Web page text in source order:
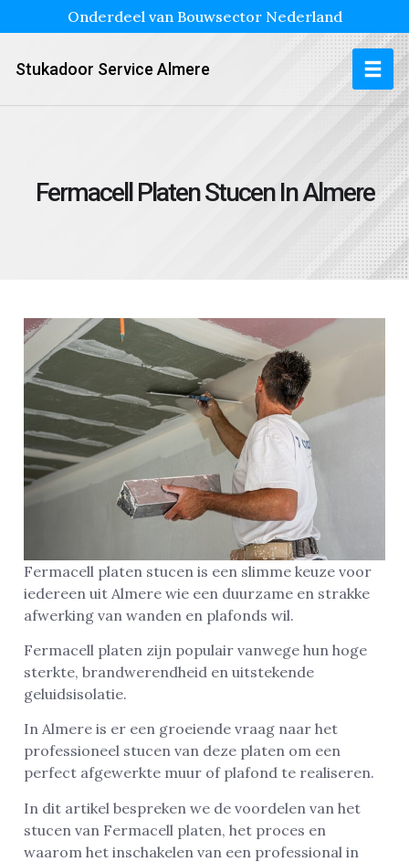
Onderdeel van Bouwsector Nederland
Stukadoor Service Almere
Fermacell Platen Stucen In Almere
Fermacell platen stucen is een slimme keuze voor
iedereen uit Almere wie een duurzame en strakke
afwerking van wanden en plafonds wil.
Fermacell platen zijn populair vanwege hun hoge
sterkte, brandwerendheid en uitstekende
geluidsisolatie.
In Almere is er een groeiende vraag naar het
professioneel stucen van deze platen om een
perfect afgewerkte muur of plafond te realiseren.
In dit artikel bespreken we de voordelen van het
stucen van Fermacell platen, het proces en
waarom het inschakelen van een professional in